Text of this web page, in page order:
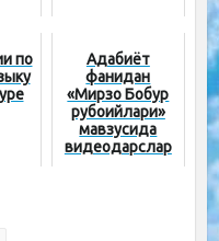
по
Адабиёт
фанидан
«Мирзо Бобур
рубоийлари»
мавзусида
видеодарслар